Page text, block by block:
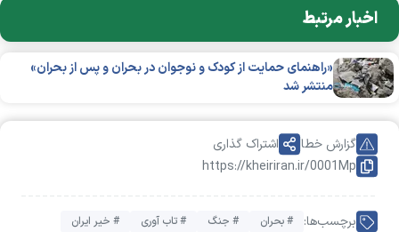
اخبار مرتبط
«راهنمای حمایت از کودک و نوجوان در بحران و پس از بحران»
منتشر شد
https://kheiriran.ir/0001Mp
گزارش خطا اشتراک گذاری
برچسب‌ها: # بحران # جنگ # تاب آوری # خیر ایران